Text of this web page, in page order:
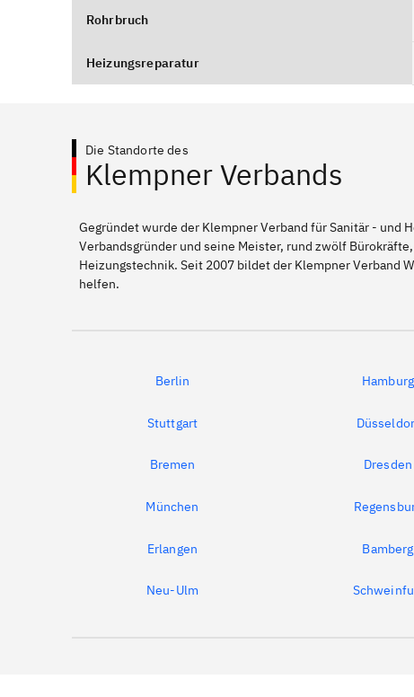
Rohrbruch
Heizungsreparatur
Die Standorte des
Klempner Verbands
Gegründet wurde der Klempner Verband für Sanitär - und
Verbandsgründer und seine Meister, rund zwölf
Heizungstechnik. Seit 2007 bildet der Klempner Verband
helfen.
Berlin Hamburg
Stuttgart
Bremen Dresden
München
Erlangen Bamberg
Neu-Ulm